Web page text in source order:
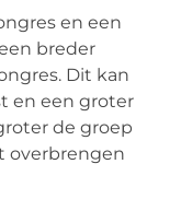
en een
breder
Dit kan
en een groter
de groep
overbrengen